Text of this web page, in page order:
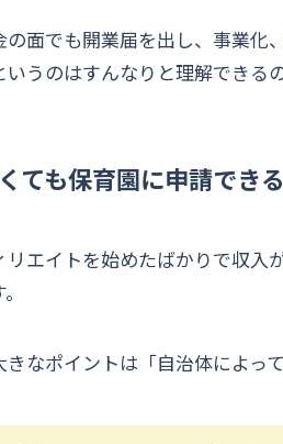
の面でも開業届を出し、事業化
うのはすんなりと理解できる
ても保育園に申請できる
リエイトを始めたばかりで収
なポイントは「自治体によっ